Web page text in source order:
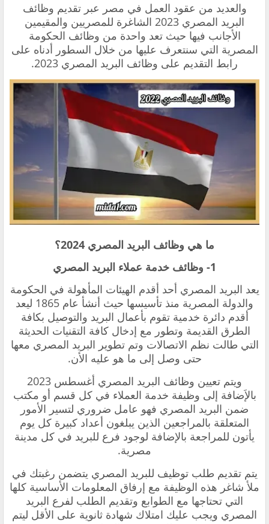
والعديد من عقود العمل في مصر عبر تقديم وظائف
البريد المصري 2023 الشاغرة للمصريين والمقيمين
الأجانب فيها حيث تعد واحدة من وظائف الحكومة
المصرية التي سنتعرف عليها من خلال السطور أدناه على
رابط التقديم على وظائف البريد المصري 2023.
ما هي وظائف البريد المصري 2024؟
1- وظائف خدمة عملاء البريد المصري
يعد البريد المصري أحد أقدم الهيئات المأهولة في الحكومة
والدولة المصرية منذ تأسيسها حيث أنشأ عام 1865 ليعد
أقدم دائرة خدمية تقوم بأعمال البريد والتوصيل بكافة
الطرق القديمة وتطور مع إدخال كافة التقنيات الحديثة
التي طالت نظم الاتصالات وتم تطوير البريد المصري معها
حتى وصل إلى ما هو عليه الأن.
ويتم تعيين وظائف البريد المصري أغسطس 2023
بالإَضافة إلى وظيفة خدمة العملاء في كل قسم أو مكتب
ضمن البريد المصري فهو عامل ضروري لتسير الأمور
المتعلقة بالمراجعين الذين يبلغون أعداد كبيرة كل يوم
يأتون للمراجعة بالإضافة لوجود فرع للبريد في كل مدينة
مصرية.
يتم تقديم طلب توظيف للبريد المصري يتضمن رغبتك في
ملأ شاغر هذه الوظيفة مع إرفاق المعلومات الأساسية كلها
التي تحتاجها مع الطوابع وتقديم الطلب لفرع البريد
المصري ويجب عليك امتلاك شهادة ثانوية على الأقل ليتم